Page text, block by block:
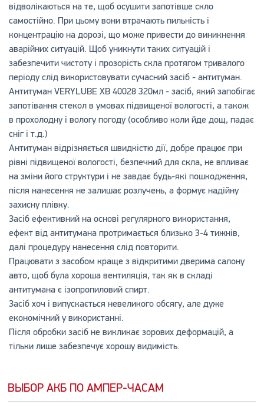
відволікаються на те, щоб осушити запотівше скло
самостійно. При цьому вони втрачають пильність і
концентрацію на дорозі, що може привести до виникнення
аварійних ситуацій. Щоб уникнути таких ситуацій і
забезпечити чистоту і прозорість скла протягом тривалого
періоду слід використовувати сучасний засіб - антитуман.
Антитуман VERYLUBE XB 40028 320мл - засіб, який запобігає
запотівання стекол в умовах підвищеної вологості, а також
в прохолодну і вологу погоду (особливо коли йде дощ, падає
сніг і т.д.)
Антитуман відрізняється швидкістю дії, добре працює при
рівні підвищеної вологості, безпечний для скла, не впливає
на зміни його структури і не завдає будь-які пошкодження,
після нанесення не залишає розлучень, а формує надійну
захисну плівку.
Засіб ефективний на основі регулярного використання,
ефект від антитумана протримається близько 3-4 тижнів,
далі процедуру нанесення слід повторити.
Працювати з засобом краще з відкритими дверима салону
авто, щоб була хороша вентиляція, так як в складі
антитумана є ізопропиловий спирт.
Засіб хоч і випускається невеликого обсягу, але дуже
економічний у використанні.
Після обробки засіб не викликає зорових деформацій, а
тільки лише забезпечує хорошу видимість.
ВЫБОР АКБ ПО АМПЕР-ЧАСАМ